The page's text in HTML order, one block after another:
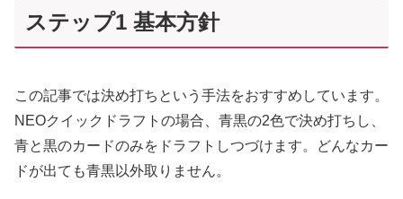
ステップ1 基本方針
この記事では決め打ちという手法をおすすめしています。
NEOクイックドラフトの場合、青黒の2色で決め打ちし、
青と黒のカードのみをドラフトしつづけます。どんなカー
ドが出ても青黒以外取りません。